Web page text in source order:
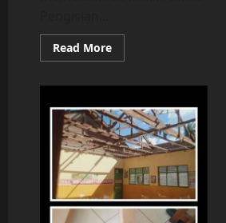
Read MoreRead
more
Warga,
Panitia
Pengisian
BPD
Desa
Babakan
Putuskan
Pemilihan
Ulang
Khusus